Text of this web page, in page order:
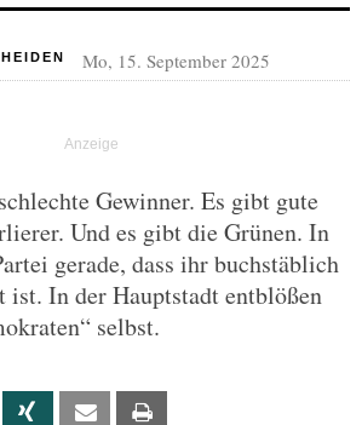
Mo, 15. September 2025
Gewinner. Es gibt gute
Und es gibt die Grünen. In
gerade, dass ihr buchstäblich
In der Hauptstadt entblößen
selbst.
Linkedin Xing Email